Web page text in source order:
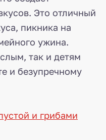
Это отличный
пикника на
ужина.
так и детям
и безупречному